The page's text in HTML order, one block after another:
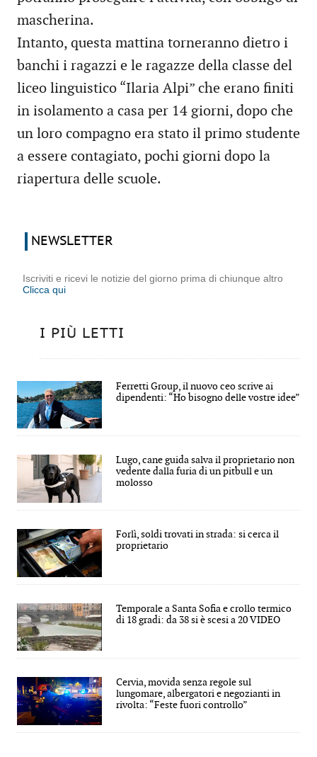
mascherina.
Intanto, questa mattina torneranno dietro i
banchi i ragazzi e le ragazze della classe del
liceo linguistico “Ilaria Alpi” che erano finiti
in isolamento a casa per 14 giorni, dopo che
un loro compagno era stato il primo studente
a essere contagiato, pochi giorni dopo la
riapertura delle scuole.
NEWSLETTER
Iscriviti e ricevi le notizie del giorno prima di chiunque altro
Clicca qui
I PIÙ LETTI
Ferretti Group, il nuovo ceo scrive ai
dipendenti: “Ho bisogno delle vostre idee”
Lugo, cane guida salva il proprietario non
vedente dalla furia di un pitbull e un
molosso
Forlì, soldi trovati in strada: si cerca il
proprietario
Temporale a Santa Sofia e crollo termico
di 18 gradi: da 38 si è scesi a 20 VIDEO
Cervia, movida senza regole sul
lungomare, albergatori e negozianti in
rivolta: “Feste fuori controllo”